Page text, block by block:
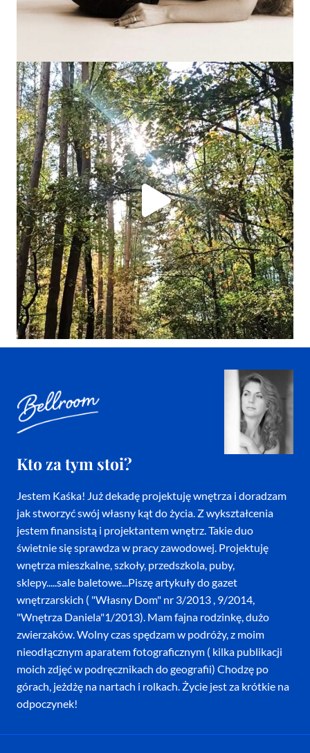
Kto za tym stoi?
Jestem Kaśka! Już dekadę projektuję wnętrza i doradzam
jak stworzyć swój własny kąt do życia. Z wykształcenia
jestem finansistą i projektantem wnętrz. Takie duo
świetnie się sprawdza w pracy zawodowej. Projektuję
wnętrza mieszkalne, szkoły, przedszkola, puby,
sklepy.....sale baletowe...Piszę artykuły do gazet
wnętrzarskich ( "Własny Dom" nr 3/2013 , 9/2014,
"Wnętrza Daniela"1/2013). Mam fajna rodzinkę, dużo
zwierzaków. Wolny czas spędzam w podróży, z moim
nieodłącznym aparatem fotograficznym ( kilka publikacji
moich zdjęć w podręcznikach do geografii) Chodzę po
górach, jeżdżę na nartach i rolkach. Życie jest za krótkie na
odpoczynek!